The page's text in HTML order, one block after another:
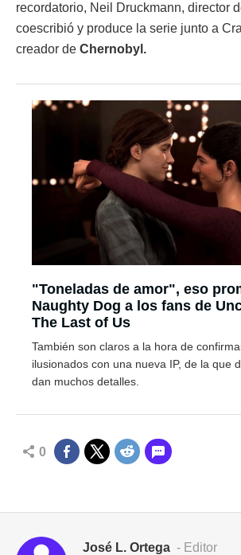
recordatorio, Neil Druckmann, director
coescribió y produce la serie junto a
creador de Chernobyl.
"Toneladas de amor", eso
Naughty Dog a los fans de
The Last of Us
También son claros a la hora de
ilusionados con una nueva IP, de la que
dan muchos detalles.
0
José L. Ortega - Editor